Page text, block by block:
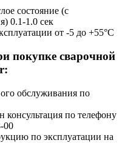
состояние (с
0.1-1.0 сек
от -5 до +55°С
покупке сварочной
обслуживания по
консультация по телефону
00
по эксплуатации на